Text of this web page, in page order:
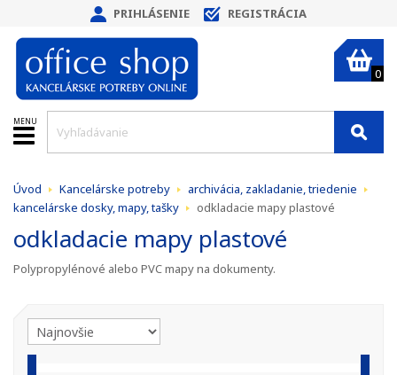
PRIHLÁSENIE REGISTRÁCIA
0
MENU
Úvod Kancelárske potreby
archivácia, zakladanie, triedenie
kancelárske dosky, mapy, tašky
odkladacie mapy plastové
odkladacie mapy plastové
Polypropylénové alebo PVC mapy na dokumenty.